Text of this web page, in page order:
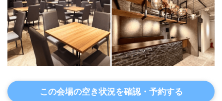
この会場の空き状況を確認・予約する